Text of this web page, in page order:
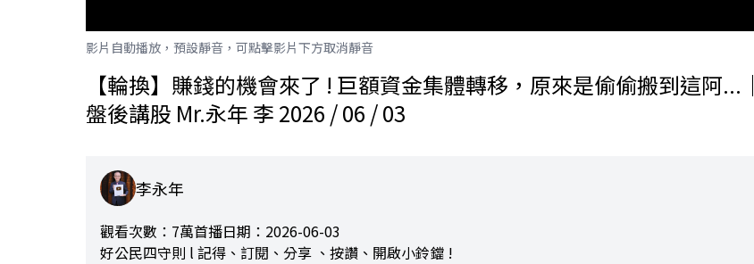
影片自動播放，預設靜音，可點擊影片下方取消靜音
【輪換】賺錢的機會來了 ! 巨額資金集體轉移，原來是偷偷搬到這阿...｜
盤後講股 Mr.永年 李 2026 / 06 / 03
李永年
觀看次數：7萬首播日期：2026-06-03
好公民四守則 l 記得、訂閱、分享 、按讚、開啟小鈴鐺 !